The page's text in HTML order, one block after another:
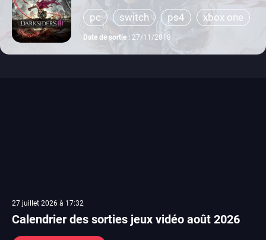
pc switch ps4 xbox one
Date de sortie : 27/11/2018
27 juillet 2026 à 17:32
Calendrier des sorties jeux vidéo août 2026